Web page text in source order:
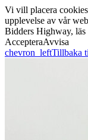
Vi vill placera
upplevelse av vår
Bidders Highway, läs
AccepteraAvvisa
chevron_leftTillbaka